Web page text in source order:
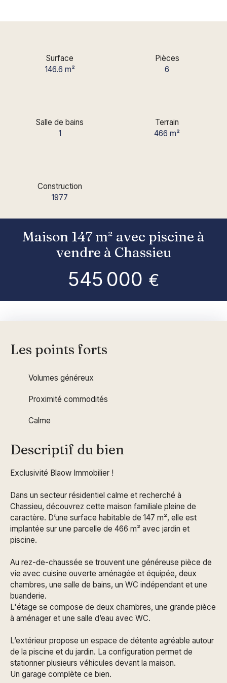
Surface
146.6 m²
Pièces
6
Salle de bains
1
Terrain
466m²
Construction
1977
Maison 147 m² avec piscine à
vendre à Chassieu
545 000 €
Les points forts
Volumes généreux
Proximité commodités
Calme
Descriptif du bien
Exclusivité Blaow Immobilier !
Dans un secteur résidentiel calme et recherché à
Chassieu, découvrez cette maison familiale pleine de
caractère. D’une surface habitable de 147 m², elle est
implantée sur une parcelle de 466 m² avec jardin et
piscine.
Au rez-de-chaussée se trouvent une généreuse pièce de
vie avec cuisine ouverte aménagée et équipée, deux
chambres, une salle de bains, un WC indépendant et une
buanderie.
L'étage se compose de deux chambres, une grande pièce
à aménager et une salle d’eau avec WC.
L’extérieur propose un espace de détente agréable autour
de la piscine et du jardin. La configuration permet de
stationner plusieurs véhicules devant la maison.
Un garage complète ce bien.